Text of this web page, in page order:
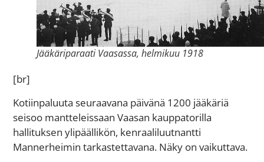
Jääkäriparaati Vaasassa, helmikuu 1918
[br]
Kotiinpaluuta seuraavana päivänä 1200 jääkäriä
seisoo mantteleissaan Vaasan kauppatorilla
hallituksen ylipäällikön, kenraaliluutnantti
Mannerheimin tarkastettavana. Näky on vaikuttava.